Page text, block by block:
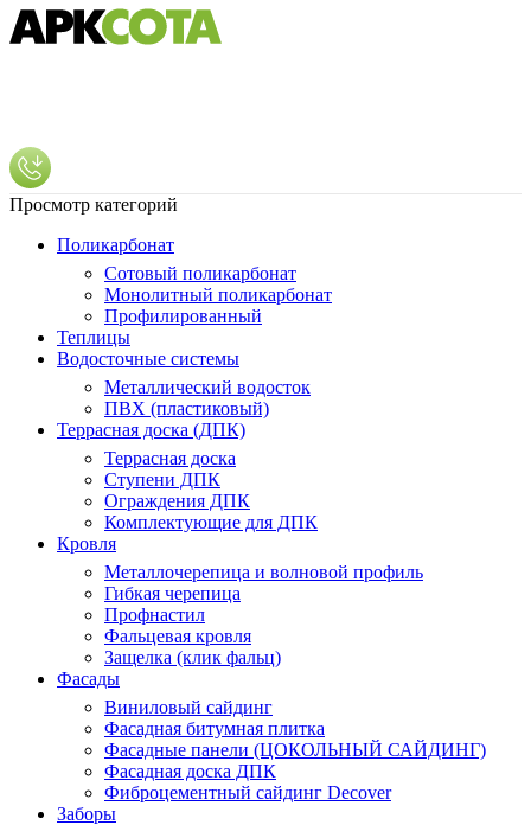
Просмотр категорий
Поликарбонат
Сотовый поликарбонат
Монолитный поликарбонат
Профилированный
Теплицы
Водосточные системы
Металлический водосток
ПВХ (пластиковый)
Террасная доска (ДПК)
Террасная доска
Ступени ДПК
Ограждения ДПК
Комплектующие для ДПК
Кровля
Металлочерепица и волновой профиль
Гибкая черепица
Профнастил
Фальцевая кровля
Защелка (клик фальц)
Фасады
Виниловый сайдинг
Фасадная битумная плитка
Фасадные панели (ЦОКОЛЬНЫЙ САЙДИНГ)
Фасадная доска ДПК
Фиброцементный сайдинг Decover
Заборы